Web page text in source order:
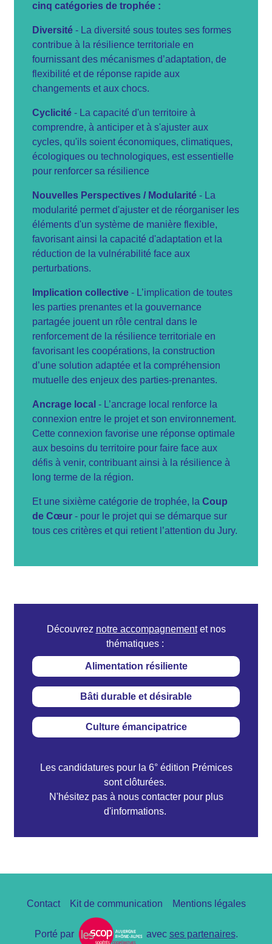
cinq catégories de trophée :
Diversité - La diversité sous toutes ses formes
contribue à la résilience territoriale en
fournissant des mécanismes d’adaptation, de
flexibilité et de réponse rapide aux
changements et aux chocs.
Cyclicité - La capacité d'un territoire à
comprendre, à anticiper et à s'ajuster aux
cycles, qu'ils soient économiques, climatiques,
écologiques ou technologiques, est essentielle
pour renforcer sa résilience
Nouvelles Perspectives / Modularité - La
modularité permet d'ajuster et de réorganiser les
éléments d'un système de manière flexible,
favorisant ainsi la capacité d'adaptation et la
réduction de la vulnérabilité face aux
perturbations.
Implication collective - L’implication de toutes
les parties prenantes et la gouvernance
partagée jouent un rôle central dans le
renforcement de la résilience territoriale en
favorisant les coopérations, la construction
d’une solution adaptée et la compréhension
mutuelle des enjeux des parties-prenantes.
Ancrage local - L’ancrage local renforce la
connexion entre le projet et son environnement.
Cette connexion favorise une réponse optimale
aux besoins du territoire pour faire face aux
défis à venir, contribuant ainsi à la résilience à
long terme de la région.
Et une sixième catégorie de trophée, la Coup
de Cœur - pour le projet qui se démarque sur
tous ces critères et qui retient l’attention du Jury.
Découvrez notre accompagnementet nos
thématiques :
Alimentation résiliente
Bâti durable et désirable
Culture émancipatrice
Les candidatures pour la 6° édition Prémices
sont clôturées.
N'hésitez pas à nous contacter pour plus
d'informations.
Pied
page
Contact Kit de communication Mentions légales
Porté par avec ses partenaires.